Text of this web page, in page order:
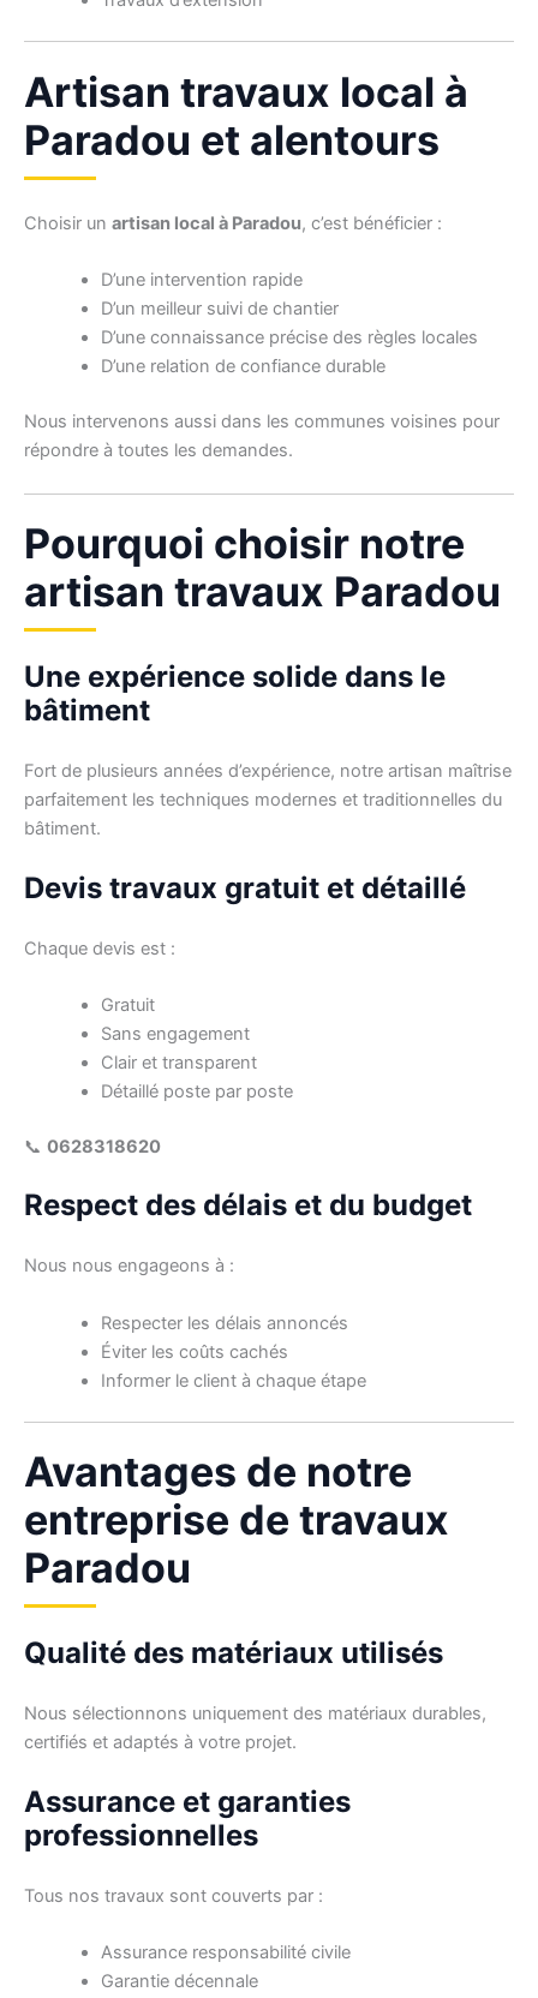
Artisan travaux local à
Paradou et alentours
Choisir un artisan local à Paradou, c’est bénéficier :
D’une intervention rapide
D’un meilleur suivi de chantier
D’une connaissance précise des règles locales
D’une relation de confiance durable
Nous intervenons aussi dans les communes voisines pour
répondre à toutes les demandes.
Pourquoi choisir notre
artisan travaux Paradou
Une expérience solide dans le
bâtiment
Fort de plusieurs années d’expérience, notre artisan maîtrise
parfaitement les techniques modernes et traditionnelles du
bâtiment.
Devis travaux gratuit et détaillé
Chaque devis est :
Gratuit
Sans engagement
Clair et transparent
Détaillé poste par poste
📞 0628318620
Respect des délais et du budget
Nous nous engageons à :
Respecter les délais annoncés
Éviter les coûts cachés
Informer le client à chaque étape
Avantages de notre
entreprise de travaux
Paradou
Qualité des matériaux utilisés
Nous sélectionnons uniquement des matériaux durables,
certifiés et adaptés à votre projet.
Assurance et garanties
professionnelles
Tous nos travaux sont couverts par :
Assurance responsabilité civile
Garantie décennale